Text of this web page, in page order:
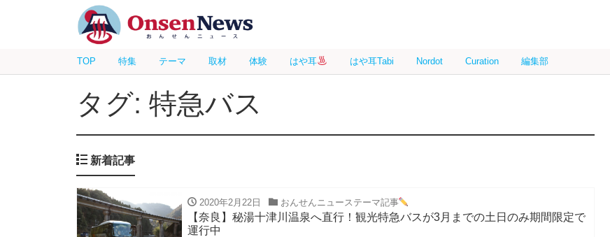
TOP 特集 テーマ 取材 体験 はや耳 はや耳Tabi Nordot Curation 編集部
タグ: 特急バス
新着記事
2020年2月22日 おんせんニューステーマ記事
【奈良】秘湯十津川温泉へ直行！観光特急バスが3月までの土日のみ期間限定で
運行中